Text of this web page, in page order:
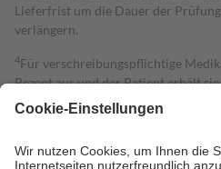
Lieferfrist um die Dauer der
verlängern.
4Für verschreibungspflichtige
Rezept aus und der Patient erhält
gesetzliche Krankenversicherung
Kosten dafür, der Versicherte trägt
Grundsätzlich leisten Mitglieder